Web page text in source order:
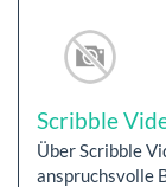
Scribble
Über Scribble
anspruchsvolle